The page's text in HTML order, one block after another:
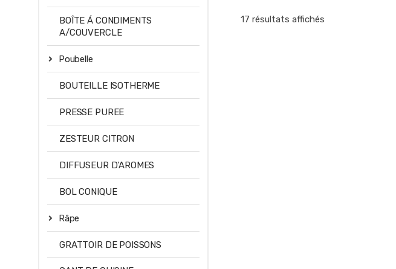
17 résultats affichés
BOÎTE Á CONDIMENTS
A/COUVERCLE
Poubelle
BOUTEILLE ISOTHERME
PRESSE PUREE
ZESTEUR CITRON
DIFFUSEUR D'AROMES
BOL CONIQUE
Râpe
GRATTOIR DE POISSONS